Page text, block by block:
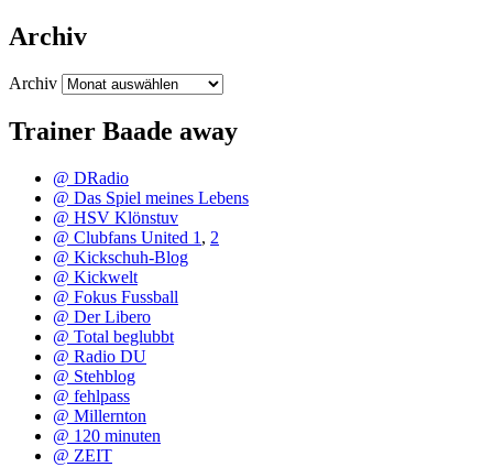
Archiv
Archiv
Trainer Baade away
@ DRadio
@ Das Spiel meines Lebens
@ HSV Klönstuv
@ Clubfans United 1 , 2
@ Kickschuh-Blog
@ Kickwelt
@ Fokus Fussball
@ Der Libero
@ Total beglubbt
@ Radio DU
@ Stehblog
@ fehlpass
@ Millernton
@ 120 minuten
@ ZEIT